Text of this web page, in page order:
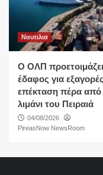
Ναυτιλια
O ΟΛΠ
έδαφος για
επέκταση πέρα από
λιμάνι του Πειραιά
04/08/2026
PireasNow NewsRoom